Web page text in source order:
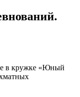
в кружке «Юный